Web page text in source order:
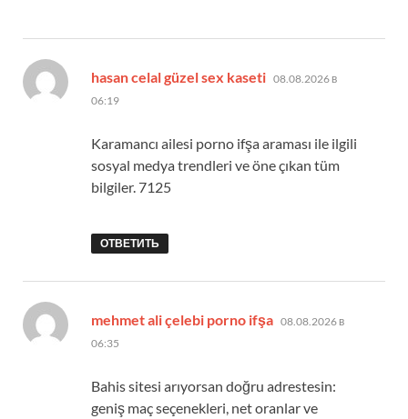
hasan celal güzel sex kaseti 08.08.2026 в
06:19
Karamancı ailesi porno ifşa araması ile ilgili
sosyal medya trendleri ve öne çıkan tüm
bilgiler. 7125
ОТВЕТИТЬ
mehmet ali çelebi porno ifşa 08.08.2026 в
06:35
Bahis sitesi arıyorsan doğru adrestesin:
geniş maç seçenekleri, net oranlar ve